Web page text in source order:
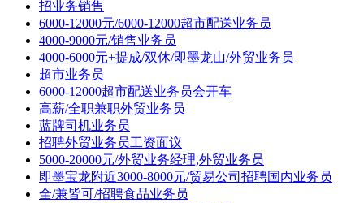
招业务销售
6000-12000元/6000-12000超市配送业务员
4000-9000元/销售业务员
4000-6000元+提成/双休/即墨龙山/外贸业务员
超市业务员
6000-12000超市配送业务员会开车
高薪/全职兼职外贸业务员
蓝牌司机业务员
招聘外贸业务员工资面议
5000-20000元/外贸业务经理,外贸业务员
即墨宝龙附近3000-8000元/贸易公司招聘国内业务员
全/兼皆可/招聘食品业务员